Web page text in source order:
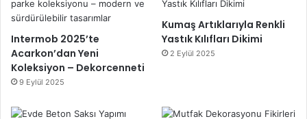
Intermob 2025’te
Acarkon’dan Yeni
Koleksiyon – Dekorcenneti
9 Eylül 2025
Kumaş Artıklarıyla Renkli
Yastık Kılıfları Dikimi
2 Eylül 2025